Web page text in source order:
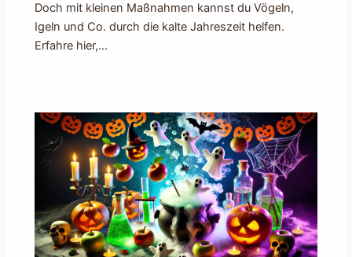
Doch mit kleinen Maßnahmen kannst du Vögeln,
Igeln und Co. durch die kalte Jahreszeit helfen.
Erfahre hier,…